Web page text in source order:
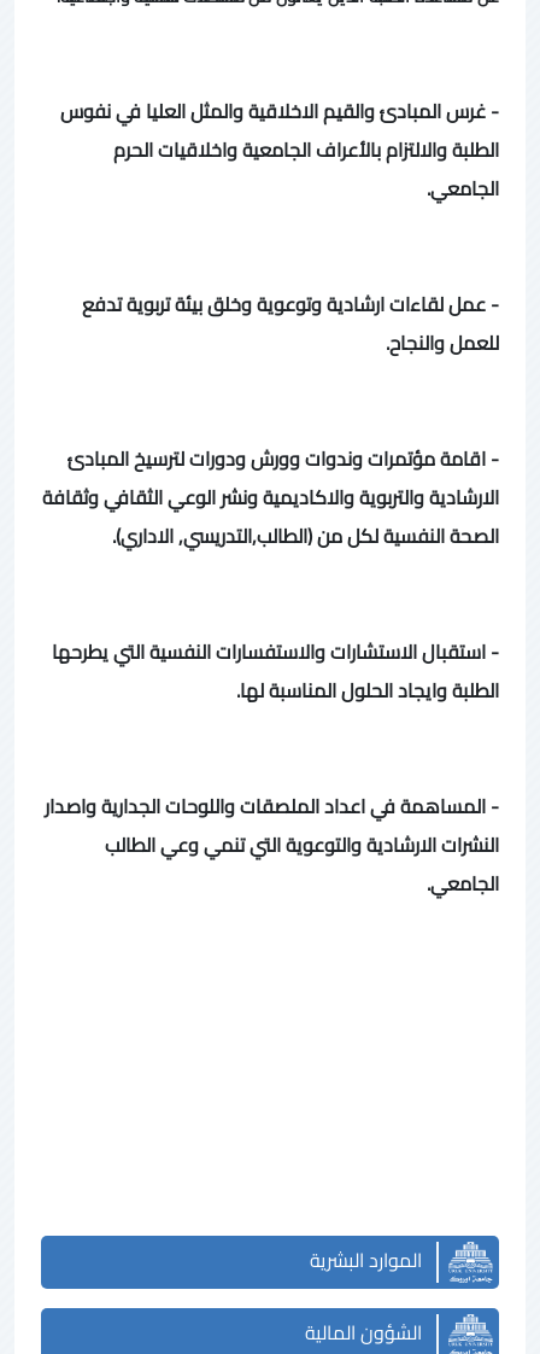
- غرس المبادئ والقيم الاخلاقية والمثل العليا في نفوس
الطلبة والالتزام بالأعراف الجامعية واخلاقيات الحرم
الجامعي.
- عمل لقاءات ارشادية وتوعوية وخلق بيئة تربوية تدفع
للعمل والنجاح.
- اقامة مؤتمرات وندوات وورش ودورات لترسيخ المبادئ
الارشادية والتربوية والاكاديمية ونشر الوعي الثقافي وثقافة
الصحة النفسية لكل من (الطالب,التدريسي, الاداري).
- استقبال الاستشارات والاستفسارات النفسية التي يطرحها
الطلبة وايجاد الحلول المناسبة لها.
- المساهمة في اعداد الملصقات واللوحات الجدارية واصدار
النشرات الارشادية والتوعوية التي تنمي وعي الطالب
الجامعي.
الموارد البشرية
الشؤون المالية